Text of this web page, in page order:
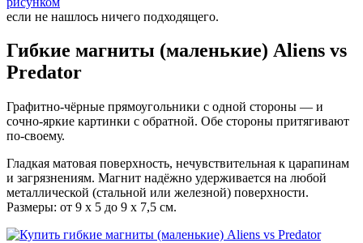
если не нашлось ничего подходящего.
Гибкие магниты (маленькие) Aliens vs
Predator
Графитно-чёрные прямоугольники с одной стороны — и
сочно-яркие картинки с обратной. Обе стороны притягивают
по-своему.
Гладкая матовая поверхность, нечувствительная к царапинам
и загрязнениям. Магнит надёжно удерживается на любой
металлической (стальной или железной) поверхности.
Размеры: от 9 х 5 до 9 х 7,5 см.